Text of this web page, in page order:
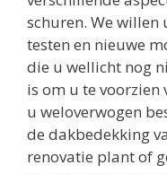
schuren. We willen
testen en nieuwe
die u wellicht nog
is om u te voorzien
u weloverwogen
de dakbedekking
renovatie plant of